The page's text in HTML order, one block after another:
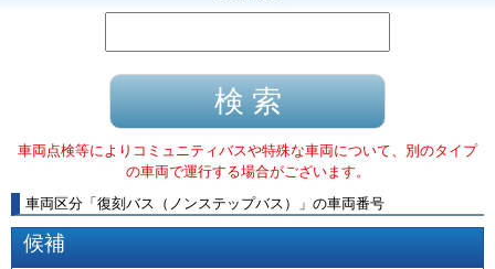
車両点検等によりコミュニティバスや特殊な車両について、別のタイプ
の車両で運行する場合がございます。
車両区分 「 復刻バス（ノンステップバス） 」 の車両番号
候補